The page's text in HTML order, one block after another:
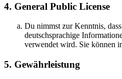
4. General Public License
Du nimmst zur Kenntnis,
deutschsprachige
verwendet wird. Sie können
5. Gewährleistung